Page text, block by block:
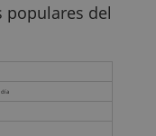
como, por
hasta diez
puesto manos